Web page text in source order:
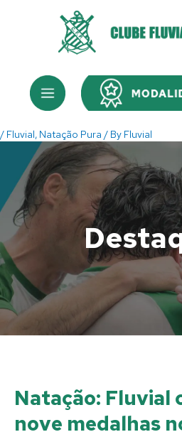
Menu
/ Fluvial, Natação Pura / By Fluvial
Natação: Fluvial
nove medalhas